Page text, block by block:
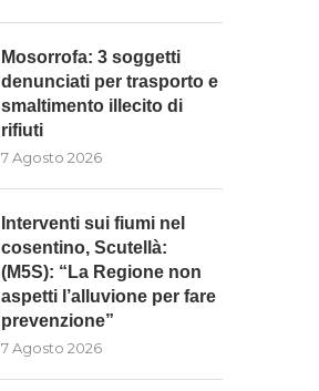
Mosorrofa: 3 soggetti
denunciati per trasporto e
smaltimento illecito di
rifiuti
7 Agosto 2026
Interventi sui fiumi nel
cosentino, Scutellà:
(M5S): “La Regione non
aspetti l’alluvione per fare
prevenzione”
7 Agosto 2026